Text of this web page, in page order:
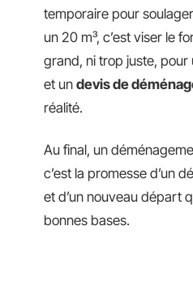
temporaire pour
un 20 m³, c’est viser le
grand, ni trop juste, pour
et un devis de
réalité.
Au final, un
c’est la promesse d’un
et d’un nouveau départ
bonnes bases.